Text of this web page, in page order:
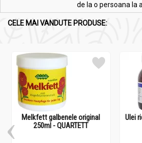
de la o persoana la
CELE MAI VANDUTE PRODUSE:
Melkfett galbenele original
250ml - QUARTETT
Ulei